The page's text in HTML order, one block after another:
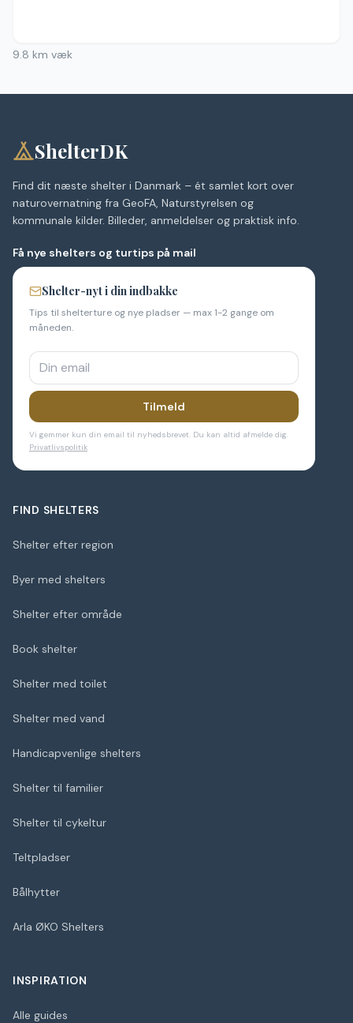
9.8 km væk
ShelterDK
Find dit næste shelter i Danmark – ét samlet kort over
naturovernatning fra GeoFA, Naturstyrelsen og
kommunale kilder. Billeder, anmeldelser og praktisk info.
Få nye shelters og turtips på mail
Shelter-nyt i din indbakke
Tips til shelterture og nye pladser — max 1-2 gange om
måneden.
Tilmeld
Vi gemmer kun din email til nyhedsbrevet. Du kan altid afmelde dig.
Privatlivspolitik
FIND SHELTERS
Shelter efter region
Byer med shelters
Shelter efter område
Book shelter
Shelter med toilet
Shelter med vand
Handicapvenlige shelters
Shelter til familier
Shelter til cykeltur
Teltpladser
Bålhytter
Arla ØKO Shelters
INSPIRATION
Alle guides